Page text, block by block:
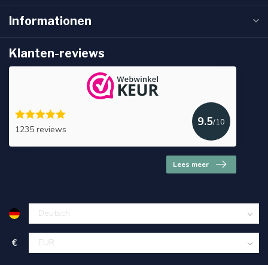
Informationen
Klanten-reviews
1235 reviews
9.5/10
Lees meer
€